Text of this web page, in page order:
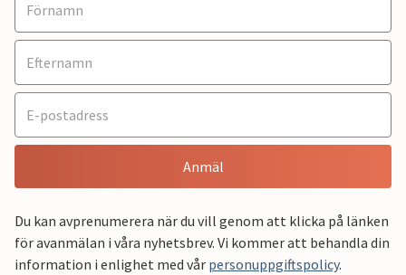
Anmäl
Du kan avprenumerera när du vill genom att klicka på länken
för avanmälan i våra nyhetsbrev. Vi kommer att behandla din
information i enlighet med vår personuppgiftspolicy.